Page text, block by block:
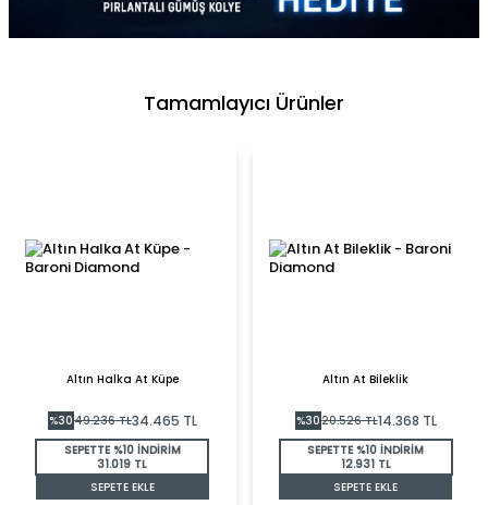
Tamamlayıcı Ürünler
Altın Halka At Küpe
%3049.236TL34.465 TL
SEPETTE %10 İNDİRİM
31.019 TL
SEPETE EKLE
Altın At Bileklik
%3020.526TL14.368 TL
SEPETTE %10 İNDİRİM
12.931 TL
SEPETE EKLE